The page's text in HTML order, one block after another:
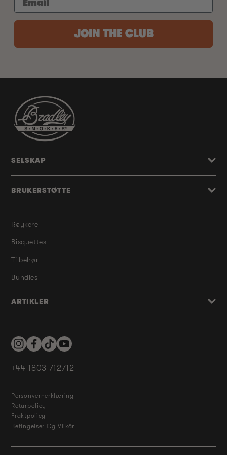
JOIN THE CLUB
Røykere
Bisquettes
Tilbehør
Bundles
ARTIKLER
SELSKAP
BRUKERSTØTTE
InstagramFacebookTikTokYouTube
+44 1803 712712
Personvernerklæring
Returpolicy
Fraktpolicy
Betingelser Og Vilkår